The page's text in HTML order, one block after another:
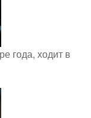
года, ходит в